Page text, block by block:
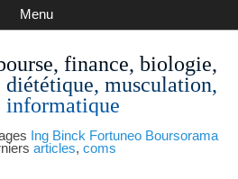
finance, biologie,
diététique, musculation,
informatique
Ing Binck Fortuneo Boursorama
articles, coms
Menu